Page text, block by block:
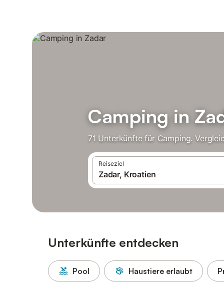
Camping in
71 Unterkünfte für Camping.
Reiseziel
Unterkünfte entdecken
Pool Haustiere erlaubt